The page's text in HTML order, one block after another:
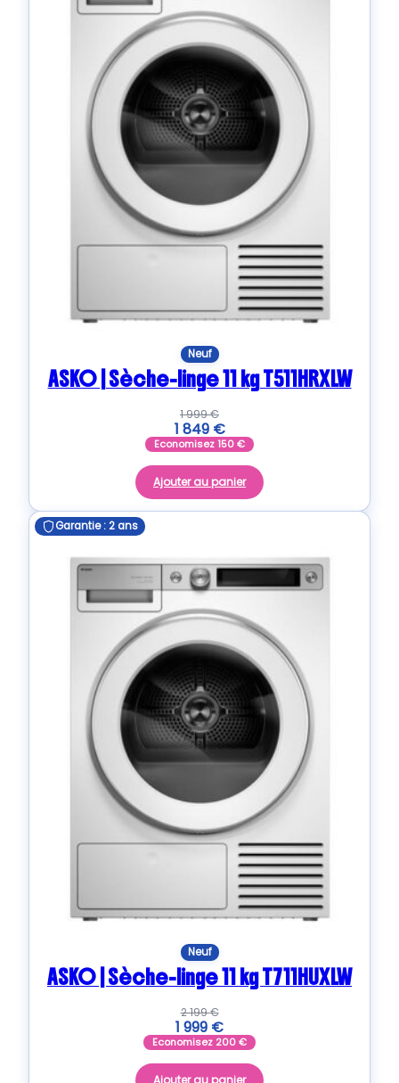
Neuf
ASKO | Sèche-linge 11 kg T511HRXLW
1 999€
1 849 €
Economisez150€
Ajouter au panier
Garantie : 2 ans
Neuf
ASKO | Sèche-linge 11 kg T711HUXLW
2 199€
1 999 €
Economisez 200€
Ajouter au panier